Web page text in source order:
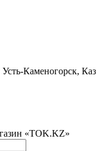
Каменогорск,
«TOK.KZ»